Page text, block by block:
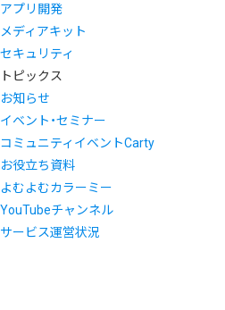
アプリ開発
メディアキット
セキュリティ
トピックス
お知らせ
イベント・セミナー
コミュニティイベントCarty
お役立ち資料
よむよむカラーミー
YouTubeチャンネル
サービス運営状況